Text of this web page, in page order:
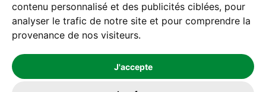
contenu personnalisé et des publicités ciblées, pour
analyser le trafic de notre site et pour comprendre la
provenance de nos visiteurs.
J'accepte
Nos structures
Nous contacter